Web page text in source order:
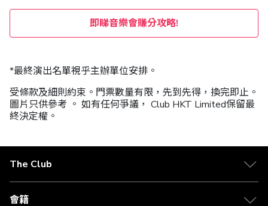
即睇音樂會賺分攻略!
*最終演出名單視乎主辦單位安排。
受條款及細則約束。門票數量有限，先到先得，換完即止。
圖片只供參考 。 如有任何爭議， Club HKT Limited保留最
終決定權。
The Club
會籍